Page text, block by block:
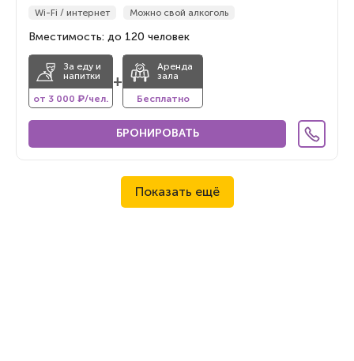
Wi-Fi / интернет
Можно свой алкоголь
Вместимость: до 120 человек
За еду и
напитки
от 3 000 ₽/чел.
+
Аренда
зала
Бесплатно
БРОНИРОВАТЬ
Показать ещё